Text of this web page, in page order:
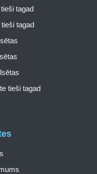
tagad
tagad
tieši tagad